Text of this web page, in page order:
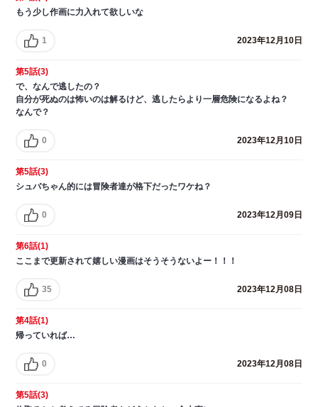
もう少し作画に力入れて欲しいな
1 2023年12月10日
第5話(3)
で、なんで逃したの？
自分が死ぬのは怖いのは解るけど、逃したらより一層危険になるよね？
なんで？
0 2023年12月10日
第5話(3)
シュバちゃん的には冒険者達が格下だったワケね？
0 2023年12月09日
第6話(1)
ここまで更新されて嬉しい漫画はそうそうないよー！！！
35 2023年12月08日
第4話(1)
帰っていれば…
0 2023年12月08日
第5話(3)